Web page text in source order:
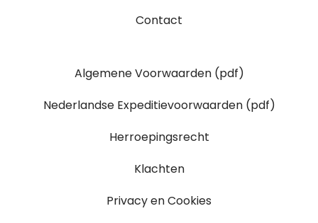
Contact
Algemene Voorwaarden (pdf)
Nederlandse Expeditievoorwaarden (pdf)
Herroepingsrecht
Klachten
Privacy en Cookies